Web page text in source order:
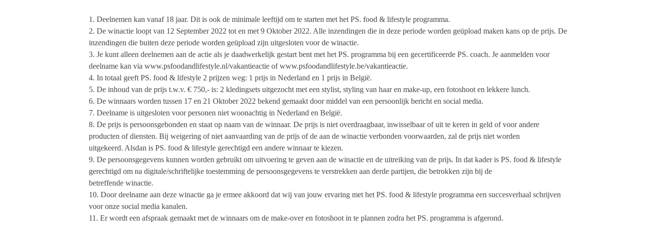
1. Deelnemen kan vanaf 18 jaar. Dit is ook de minimale leeftijd om te starten met het PS. food & lifestyle programma.
2. De winactie loopt van 12 September 2022 tot en met 9 Oktober 2022. Alle inzendingen die in deze periode worden geüpload maken kans op de prijs. De
inzendingen die buiten deze periode worden geüpload zijn uitgesloten voor de winactie.
3. Je kunt alleen deelnemen aan de actie als je daadwerkelijk gestart bent met het PS. programma bij een gecertificeerde PS. coach. Je aanmelden voor
deelname kan via www.psfoodandlifestyle.nl/vakantieactie of www.psfoodandlifestyle.be/vakantieactie.
4. In totaal geeft PS. food & lifestyle 2 prijzen weg: 1 prijs in Nederland en 1 prijs in België.
5. De inhoud van de prijs t.w.v. € 750,- is: 2 kledingsets uitgezocht met een stylist, styling van haar en make-up, een fotoshoot en lekkere lunch.
6. De winnaars worden tussen 17 en 21 Oktober 2022 bekend gemaakt door middel van een persoonlijk bericht en social media.
7. Deelname is uitgesloten voor personen niet woonachtig in Nederland en België.
8. De prijs is persoonsgebonden en staat op naam van de winnaar. De prijs is niet overdraagbaar, inwisselbaar of uit te keren in geld of voor andere
producten of diensten. Bij weigering of niet aanvaarding van de prijs of de aan de winactie verbonden voorwaarden, zal de prijs niet worden
uitgekeerd. Alsdan is PS. food & lifestyle gerechtigd een andere winnaar te kiezen.
9. De persoonsgegevens kunnen worden gebruikt om uitvoering te geven aan de winactie en de uitreiking van de prijs. In dat kader is PS. food & lifestyle
gerechtigd om na digitale/schriftelijke toestemming de persoonsgegevens te verstrekken aan derde partijen, die betrokken zijn bij de
betreffende winactie.
10. Door deelname aan deze winactie ga je ermee akkoord dat wij van jouw ervaring met het PS. food & lifestyle programma een succesverhaal schrijven
voor onze social media kanalen.
11. Er wordt een afspraak gemaakt met de winnaars om de make-over en fotoshoot in te plannen zodra het PS. programma is afgerond.